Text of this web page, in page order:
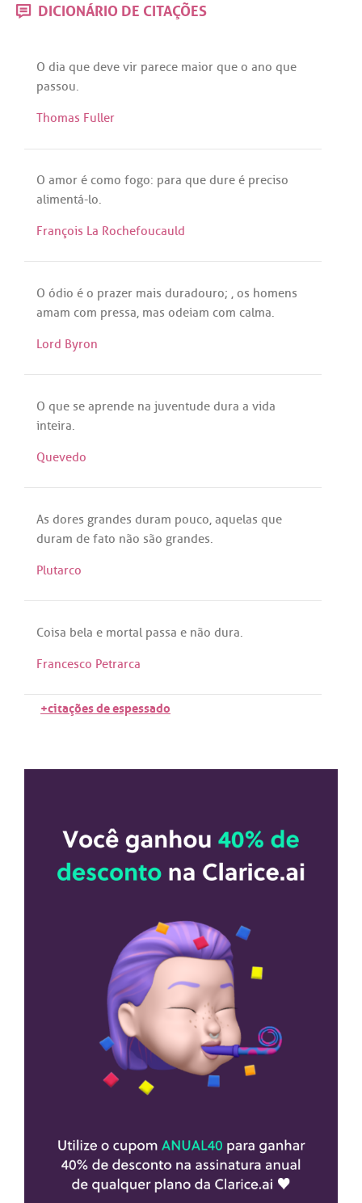
DICIONÁRIO DE CITAÇÕES
O dia que deve vir parece maior que o ano que
passou.
Thomas Fuller
O amor é como fogo: para que dure é preciso
alimentá-lo.
François La Rochefoucauld
O ódio é o prazer mais duradouro; , os homens
amam com pressa, mas odeiam com calma.
Lord Byron
O que se aprende na juventude dura a vida
inteira.
Quevedo
As dores grandes duram pouco, aquelas que
duram de fato não são grandes.
Plutarco
Coisa bela e mortal passa e não dura.
Francesco Petrarca
+citações de espessado